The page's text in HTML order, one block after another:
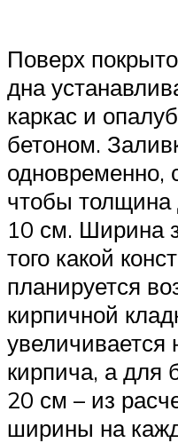
Поверх
дна
каркас и
бетоном.
одновременно,
чтобы
10 см. Ширина
того какой
планируется
кирпичной
кирпича, а для
20 см – из
ширины на